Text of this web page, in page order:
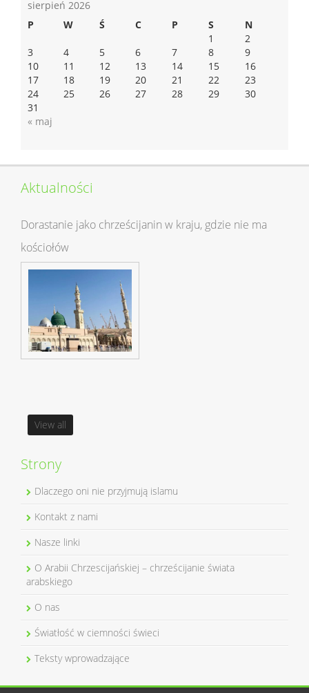
sierpień 2026
P
W Ś C P S N
« maj
1
2
3
4 5 6 7 8
9
10
11 12 13 14 15
16
17
18 19 20 21 22
23
24
25 26 27 28 29
30
31
Aktualności
Dorastanie jako chrześcijanin w kraju, gdzie nie ma
kościołów
View all
Strony
Dlaczego oni nie przyjmują islamu
Kontakt z nami
Nasze linki
O Arabii Chrzescijańskiej – chrześcijanie świata
arabskiego
O nas
Światłość w ciemności świeci
Teksty wprowadzające